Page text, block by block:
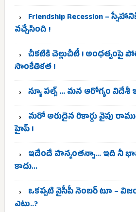
Friendship Recession –
వచ్చేసింది !
చీకటికి చెల్లుచీటీ ! అంధత్వంపై
సాంకేతికత !
న్యూ పల్స్ … మన ఆరోగ్యం విదేశీ
మరో అరుదైన రికార్డు వైపు
హైప్ !
ఇదేందే హన్మంతన్నా… ఇది నీ భాషా
కాదు…
ఒకప్పటి వైసీపీ నెంబర్ టూ –
ఎటు..?